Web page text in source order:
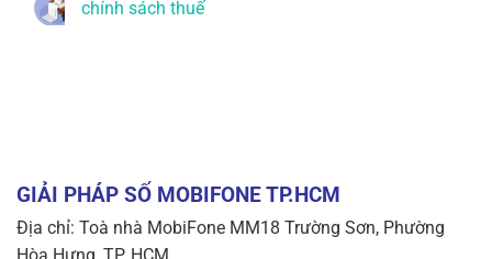
chính sách thuế
GIẢI PHÁP SỐ MOBIFONE TP.HCM
Địa chỉ: Toà nhà MobiFone MM18 Trường Sơn, Phường